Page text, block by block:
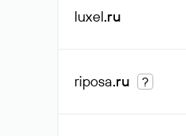
luxel.ru
riposa.ru ?